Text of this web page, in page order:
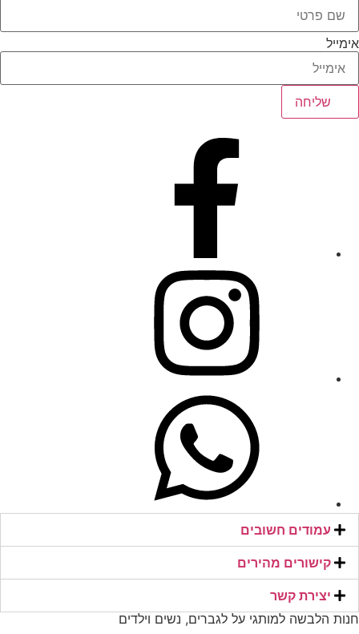
אימייל
שליחה
עמודים חשובים
קישורים מהירים​
יצירת קשר​
חנות הלבשה למותגי על לגברים, נשים וילדים